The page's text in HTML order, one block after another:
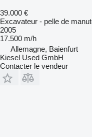
39.000 €
Excavateur - pelle de
2005
17.500 m/h
Allemagne, Baienfurt
Kiesel Used GmbH
Contacter le vendeur